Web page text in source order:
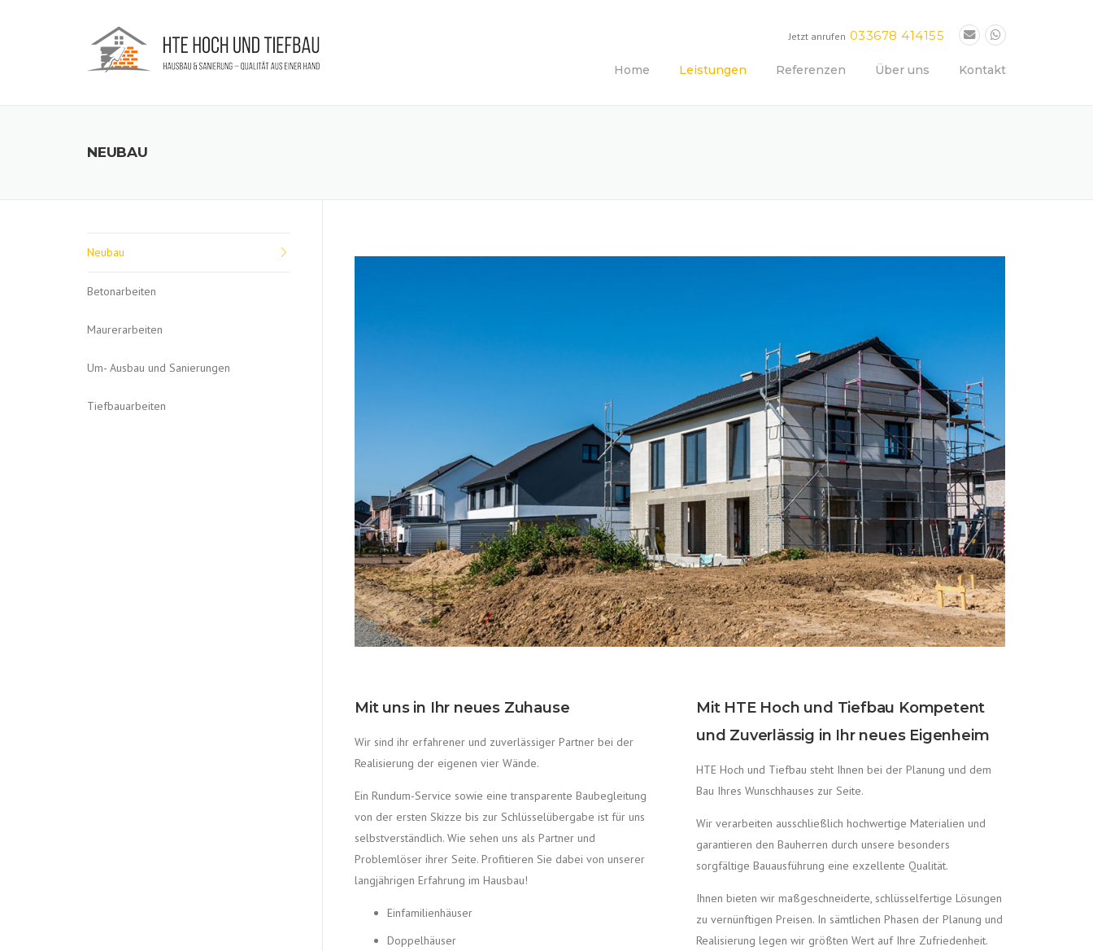
Jetzt anrufen 033678 414155
Home Leistungen Referenzen Über uns Kontakt
NEUBAU
Mit uns in Ihr neues Zuhause
Wir sind ihr erfahrener und zuverlässiger Partner bei der
Realisierung der eigenen vier Wände.
Ein Rundum-Service sowie eine transparente Baubegleitung
von der ersten Skizze bis zur Schlüsselübergabe ist für uns
selbstverständlich. Wie sehen uns als Partner und
Problemlöser ihrer Seite. Profitieren Sie dabei von unserer
langjährigen Erfahrung im Hausbau!
Einfamilienhäuser
Doppelhäuser
Mit HTE Hoch und Tiefbau Kompetent
und Zuverlässig in Ihr neues Eigenheim
HTE Hoch und Tiefbau steht Ihnen bei der Planung und dem
Bau Ihres Wunschhauses zur Seite.
Wir verarbeiten ausschließlich hochwertige Materialien und
garantieren den Bauherren durch unsere besonders
sorgfältige Bauausführung eine exzellente Qualität.
Ihnen bieten wir maßgeschneiderte, schlüsselfertige Lösungen
zu vernünftigen Preisen. In sämtlichen Phasen der Planung und
Realisierung legen wir größten Wert auf Ihre Zufriedenheit.
Neubau
Betonarbeiten
Maurerarbeiten
Um- Ausbau und Sanierungen
Tiefbauarbeiten